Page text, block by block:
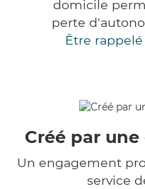
domicile
perte
Être
Créé par
Un engagement
service